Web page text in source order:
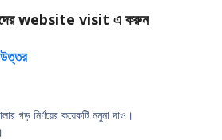
website visit এ করুন
গড় নির্ণয়ের কয়েকটি নমুনা দাও।